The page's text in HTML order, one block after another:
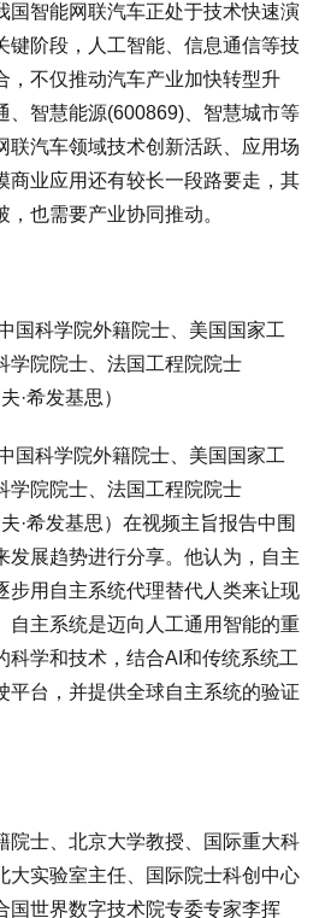
国智能网联汽车正处于技术快速演
键阶段，人工智能、信息通信等技
，不仅推动汽车产业加快转型升
、智慧能源(600869)、智慧城市等
联汽车领域技术创新活跃、应用场
商业应用还有较长一段路要走，其
也需要产业协同推动。
国科学院外籍院士、美国国家工
学院院士、法国工程院院士
·希发基思）
国科学院外籍院士、美国国家工
学院院士、法国工程院院士
·希发基思）在视频主旨报告中围
发展趋势进行分享。他认为，自主
步用自主系统代理替代人类来让现
自主系统是迈向人工通用智能的重
科学和技术，结合AI和传统系统工
平台，并提供全球自主系统的验证
院士、北京大学教授、国际重大科
大实验室主任、国际院士科创中心
国世界数字技术院专委专家李挥